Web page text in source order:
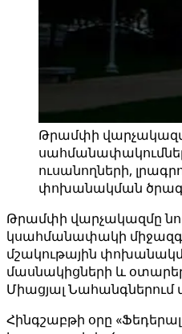
Թրամփի
ուսանողների,
փոխանակման
Թրամփի վարչակազմը
կսահմանափակի
մշակութային
մասնակիցների և
Միացյալ Նահանգներում
Հինգշաբթի օրը